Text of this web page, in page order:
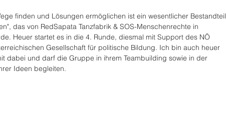
finden und Lösungen ermöglichen ist ein wesentlicher Bestandteil
das von RedSapata Tanzfabrik & SOS-Menschenrechte in
Heuer startet es in die 4. Runde, diesmal mit Support des NÖ
Gesellschaft für politische Bildung. Ich bin auch heuer
dabei und darf die Gruppe in ihrem Teambuilding sowie in der
Ideen begleiten.